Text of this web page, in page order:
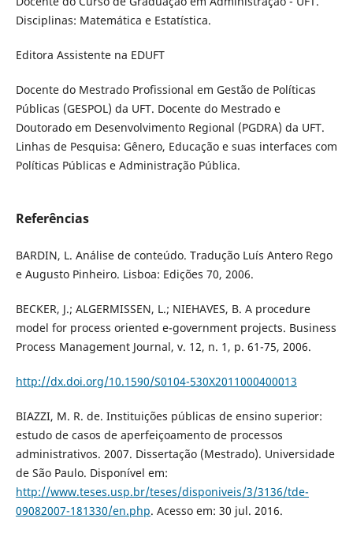
Disciplinas: Matemática e Estatística.
Editora Assistente na EDUFT
Docente do Mestrado Profissional em Gestão de Políticas
Públicas (GESPOL) da UFT. Docente do Mestrado e
Doutorado em Desenvolvimento Regional (PGDRA) da UFT.
Linhas de Pesquisa: Gênero, Educação e suas interfaces com
Políticas Públicas e Administração Pública.
Referências
BARDIN, L. Análise de conteúdo. Tradução Luís Antero Rego
e Augusto Pinheiro. Lisboa: Edições 70, 2006.
BECKER, J.; ALGERMISSEN, L.; NIEHAVES, B. A procedure
model for process oriented e-government projects. Business
Process Management Journal, v. 12, n. 1, p. 61-75, 2006.
http://dx.doi.org/10.1590/S0104-530X2011000400013
BIAZZI, M. R. de. Instituições públicas de ensino superior:
estudo de casos de aperfeiçoamento de processos
administrativos. 2007. Dissertação (Mestrado). Universidade
de São Paulo. Disponível em:
http://www.teses.usp.br/teses/disponiveis/3/3136/tde-
09082007-181330/en.php. Acesso em: 30 jul. 2016.